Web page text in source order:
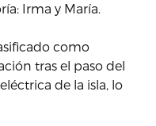
Irma y María.
como
tras el paso del
de la isla, lo